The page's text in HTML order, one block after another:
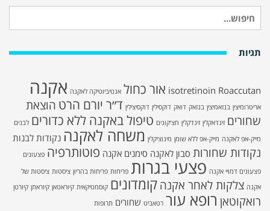
עבור:
תגיות
isotretinoin Roaccutan אור כחול אנטיביוטיקה לאקנה אקנה
אריטרומיצין בנזאמיצין בנזאק דואק דוקסילין דוקסיצילין ד״ר יורם הרט הוצאת
שחורים זינדאקלין זינדקלין חצ׳קונים טיפול באקנה ללא כדורים לבנים
מייק-אפ לאקנה מייק-אפ ללא שומן מינוציקלין משחה לאקנה נקודות לבנות
נקודות שחורות סבון לאקנה סימנים אקנה פוטותרפיה פצעונים
פצעונים דמויי אקנה פצעי בגרות פריחות פריחות בהריון ציסטות ציסטות של
אקנה צלקות לאחר אקנה קומדונים קוסמטיקאית קיוראטאן קיוראתן קיורטן
רואקוטאן רופא עור רטאביט שחורים תרופות